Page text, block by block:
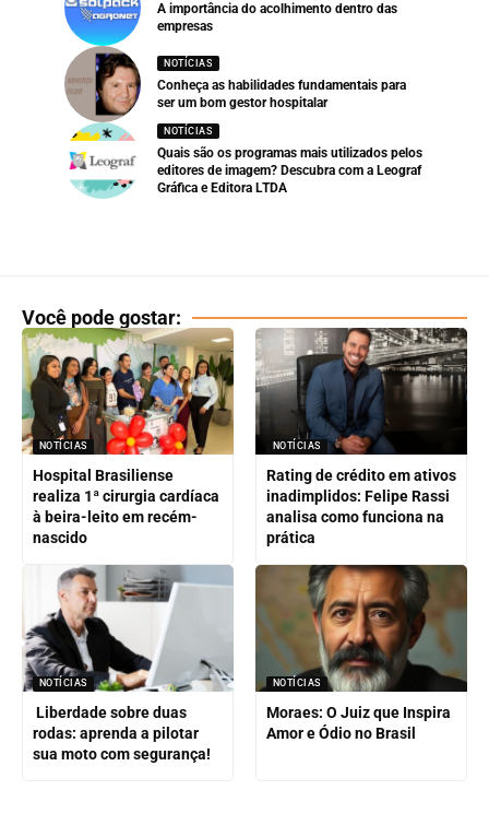
A importância do acolhimento dentro das
empresas
NOTÍCIAS
Conheça as habilidades fundamentais para
ser um bom gestor hospitalar
NOTÍCIAS
Quais são os programas mais utilizados pelos
editores de imagem? Descubra com a Leograf
Gráfica e Editora LTDA
Você pode gostar:
NOTÍCIAS
Hospital Brasiliense
realiza 1ª cirurgia cardíaca
à beira-leito em recém-
nascido
NOTÍCIAS
Rating de crédito em ativos
inadimplidos: Felipe Rassi
analisa como funciona na
prática
NOTÍCIAS
Liberdade sobre duas
rodas: aprenda a pilotar
sua moto com segurança!
NOTÍCIAS
Moraes: O Juiz que Inspira
Amor e Ódio no Brasil